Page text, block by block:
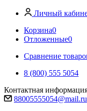
Личный
Корзина0
Отложенные0
Сравнение
8 (800) 555 5054
Контактная
88005555054@mail.ru